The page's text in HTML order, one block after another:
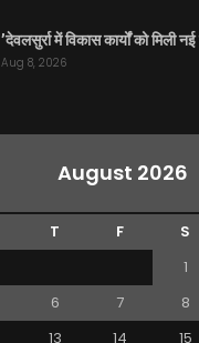
’देवलसुर्रा में विकास कार्यों को मिली
Aug 8, 2026
August 2026
T F S
1
6 7 8
13 14 15